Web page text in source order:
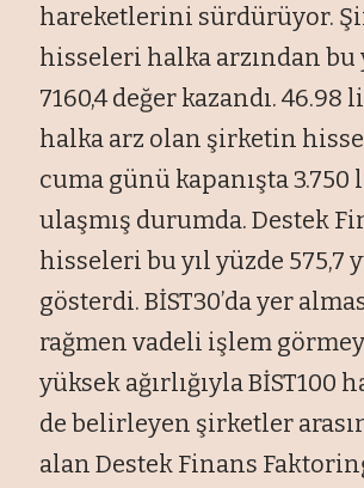
hareketlerini sürdürüyor.
hisseleri halka arzından bu
7160,4 değer kazandı. 46.98
halka arz olan şirketin hisse
cuma günü kapanışta 3.750
ulaşmış durumda. Destek
hisseleri bu yıl yüzde 575,7
gösterdi. BİST30’da yer
rağmen vadeli işlem
yüksek ağırlığıyla BİST100
de belirleyen şirketler
alan Destek Finans